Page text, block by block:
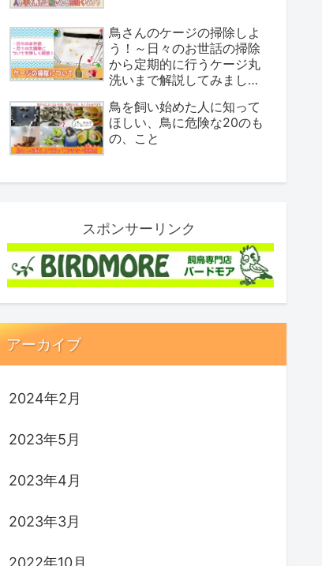
鳥さんのケージの掃除しよ
う！～日々のお世話の掃除
から定期的に行うケージ丸
洗いまで解説してみました
鳥を飼い始めた人に知って
ほしい、鳥に危険な20のも
の、こと
スポンサーリンク
アーカイブ
2024年2月
2023年5月
2023年4月
2023年3月
2022年10月